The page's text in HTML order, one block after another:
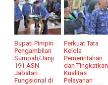
Bupati Pimpin
Pengambilan
Sumpah/Janji
191 ASN
Jabatan
Fungsional di
Perkuat Tata
Kelola
Pemerintahan
dan Tingkatkan
Kualitas
Pelayanan